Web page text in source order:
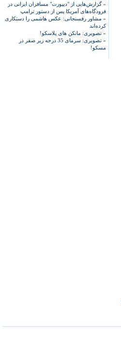
»گزارش‌هایی از "دیپورت" مسافران ایرانی در
فرودگاه‌های آمریکا پس از دستور ترامپ
» مشاور رفسنجانی: عکس هاشمی را دستکاری
کرده‌اند
» تصویری: مانکن های پلاسکو!
»
تصویری: سرمای 35 درجه زیر صفر در
مسکو!